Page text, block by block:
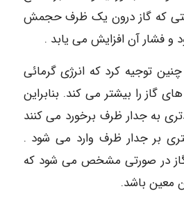
که گاز درون یک ظرف حجمش
فشار آن افزایش می یابد .
توجیه کرد که انرژی گرمائی
گاز را بیشتر می کند. بنابراین
به جدار ظرف برخورد می کنند
بر جدار ظرف وارد می شود .
در صورتی مشخص می شود که
معین باشد.